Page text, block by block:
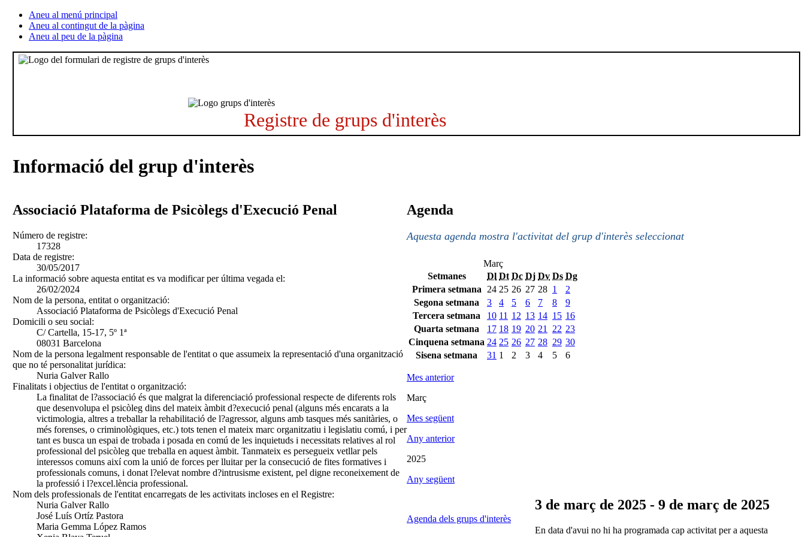
Aneu al menú principal
Aneu al contingut de la pàgina
Aneu al peu de la pàgina
Registre de grups d'interès
Informació del grup d'interès
Associació Plataforma de Psicòlegs d'Execució Penal
Número de registre:
17328
Data de registre:
30/05/2017
La informació sobre aquesta entitat es va modificar per última vegada el:
26/02/2024
Nom de la persona, entitat o organització:
Associació Plataforma de Psicòlegs d'Execució Penal
Domicili o seu social:
C/ Cartella, 15-17, 5º 1ª
08031 Barcelona
Nom de la persona legalment responsable de l'entitat o que assumeix la representació d'una organització
que no té personalitat jurídica:
Nuria Galver Rallo
Finalitats i objectius de l'entitat o organització:
La finalitat de l?associació és que malgrat la diferenciació professional respecte de diferents rols
que desenvolupa el psicòleg dins del mateix àmbit d?execució penal (alguns més encarats a la
victimologia, altres a treballar la rehabilitació de l?agressor, alguns amb tasques més sanitàries, o
més forenses, o criminològiques, etc.) tots tenen el mateix marc organitzatiu i legislatiu comú, i per
tant es busca un espai de trobada i posada en comú de les inquietuds i necessitats relatives al rol
professional del psicòleg que treballa en aquest àmbit. Tanmateix es persegueix vetllar pels
interessos comuns així com la unió de forces per lluitar per la consecució de fites formatives i
professionals comuns, i donat l?elevat nombre d?intrusisme existent, pel digne reconeixement de
la professió i l?excel.lència professional.
Nom dels professionals de l'entitat encarregats de les activitats incloses en el Registre:
Nuria Galver Rallo
José Luís Ortíz Pastora
Maria Gemma López Ramos
Agenda
Aquesta agenda mostra l'activitat del grup d'interès seleccionat
Març
Setmanes
Dl Dt Dc Dj Dv Ds Dg
Primera setmana
24 25 26 27 28 1
2
Segona setmana
3 4 5 6 7 8
9
Tercera setmana
10 11 12 13 14 15 16
Quarta setmana
17 18 19 20 21 22 23
Cinquena setmana 24 25 26 27 28 29 30
Sisena setmana
31 1 2 3 4 5 6
Mes anterior
Març
Mes següent
Any anterior
2025
Any següent
Agenda dels grups d'interès
3 de març de 2025 - 9 de març de 2025
En data d'avui no hi ha programada cap activitat per a aquesta